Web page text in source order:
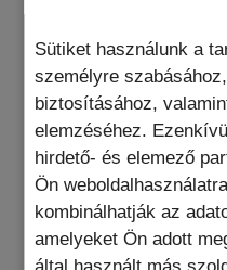
Sütiket használunk a
személyre
biztosításához,
elemzéséhez.
hirdető- és elemező
Ön
kombinálhatják az
amelyeket Ön adott
által használt más
kamerasziget
csomag
iPhone
További
Ajándék termék